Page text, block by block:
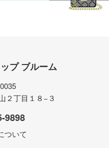
プ ブルーム
２丁目１８−３
9898
ついて